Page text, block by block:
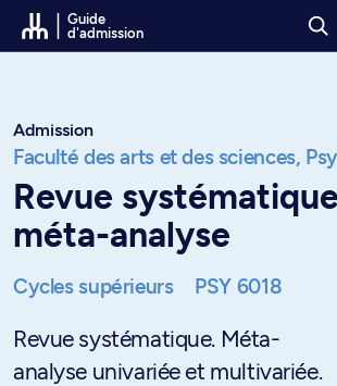
Passer au contenu
Guide
d'admission
Admission
Faculté des arts et des sciences,
Revue
méta-analyse
Cycles supérieurs PSY 6018
Revue systématique. Méta-
analyse univariée et multivariée.